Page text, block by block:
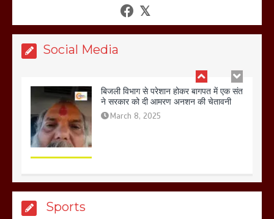
Social Media
शफीकुर्रहमान रहमान ने
बिजली विभाग से परेशान होकर बागपत में एक संत
ने सरकार को दी आमरण अनशन की चेतावनी
March 8, 2025
Sports